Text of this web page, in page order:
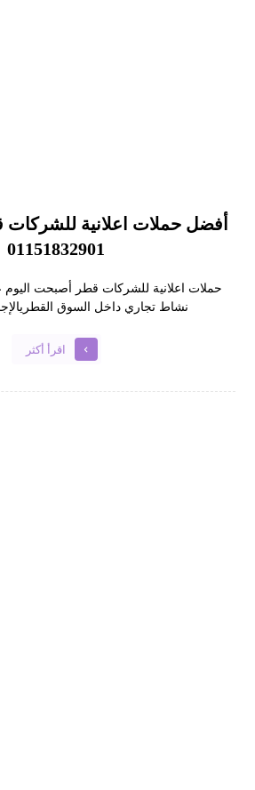
أفضل حملات اعلانية للشركات
01151832901
حملات اعلانية للشركات قطر أصبحت
نشاط تجاري داخل السوق
اقرأ أكثر